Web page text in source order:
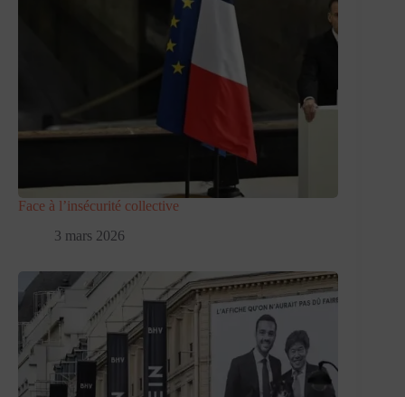
Face à l’insécurité collective
3 mars 2026